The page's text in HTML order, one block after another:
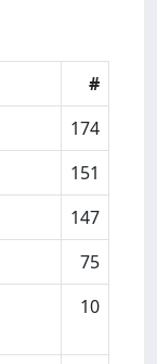
#
174
151
147
75
10